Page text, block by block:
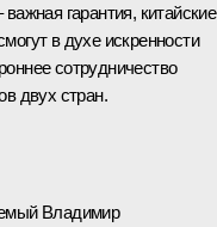
гарантия, китайские
в духе искренности
сотрудничество
двух стран.
Владимир